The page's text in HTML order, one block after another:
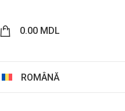
0.00 MDL
ROMÂNĂ